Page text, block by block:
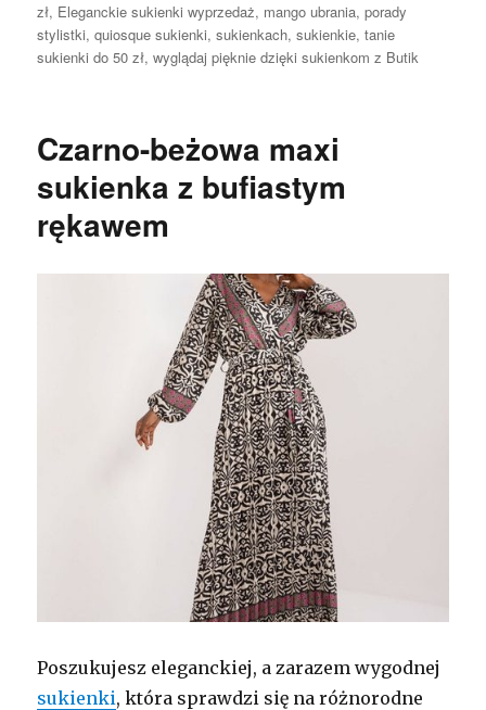
zł, Eleganckie sukienki wyprzedaż, mango ubrania,porady
stylistki,quiosque sukienki,sukienkach,sukienkie,tanie
sukienki do 50 zł,wyglądaj pięknie dzięki sukienkom z Butik
Czarno-beżowa maxi
sukienka z bufiastym
rękawem
Poszukujesz eleganckiej, a zarazem wygodnej
sukienki, która sprawdzi się na różnorodne